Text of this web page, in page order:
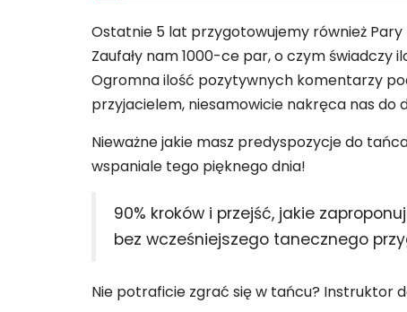
Ostatnie 5 lat przygotowujemy również
Zaufały nam 1000-ce par, o czym
Ogromna ilość pozytywnych komentarzy
przyjacielem, niesamowicie nakręca nas do
Nieważne jakie masz predyspozycje do
wspaniale tego pięknego dnia!
90% kroków i przejść, jakie
bez wcześniejszego tanecznego
Nie potraficie zgrać się w tańcu? Instruktor